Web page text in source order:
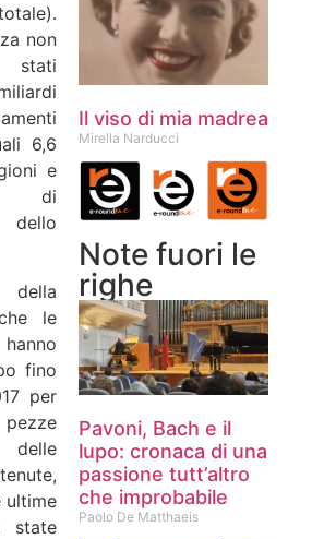
non
stati
6,6
e
di
dello
della
le
fino
per
delle
ultime
state
Il viso di mia madrea
Mirella Narducci
Note fuori le
righe
Pavoni, Bach e il
lupo: cronaca di una
passione tutt’altro
che improbabile
Paolo De Matthaeis